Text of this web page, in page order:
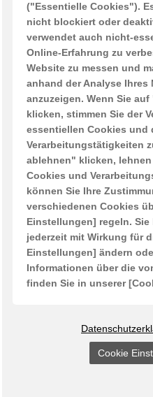
Donnerstag 2. Juli
Juli Betriebsferien ganze
Quicklinks
News
Unser Geschäft
Über uns
Kontakt
Impressum
Cookies Richtlinie
Cookie-Einstellungen
Rechtlicher Webseitenhinweis
("Essentielle Cookies").
nicht blockiert oder
verwendet auch nicht-
Online-Erfahrung zu
Website zu messen und
anhand der Analyse Ihres
anzuzeigen. Wenn Sie
klicken, stimmen Sie der
essentiellen Cookies und
Verarbeitungstätigkeiten
ablehnen" klicken,
Cookies und
können Sie Ihre
verschiedenen Cookies
Einstellungen] regeln.
jederzeit mit Wirkung für
Einstellungen] ändern
Informationen über die
finden Sie in unserer
Cookie